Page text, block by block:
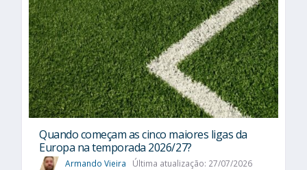
Quando começam as cinco maiores ligas da
Europa na temporada 2026/27?
Armando Vieira Última atualização: 27/07/2026